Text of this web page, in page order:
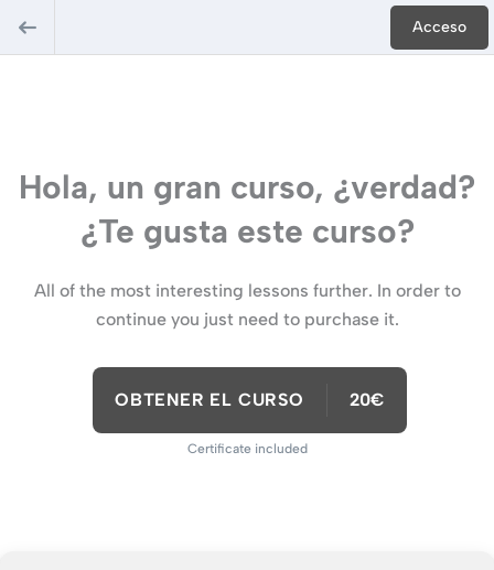
Acceso
Hola, un gran curso, ¿verdad?
¿Te gusta este curso?
All of the most interesting lessons further. In order to
continue you just need to purchase it.
OBTENER EL CURSO 20€
Certificate included